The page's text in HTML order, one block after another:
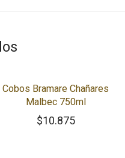
Cobos Bramare Chañares
Malbec 750ml
$10.875